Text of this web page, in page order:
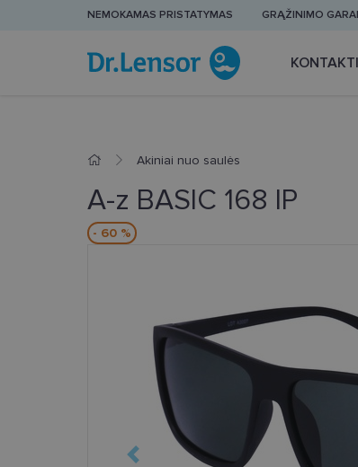
NEMOKAMAS PRISTATYMAS GRĄŽINIMO
Akiniai nuo saulės
A-z BASIC 168 IP
- 60 %